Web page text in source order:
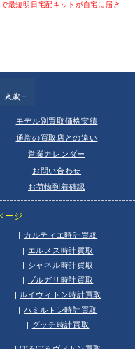
最短明日宅配キットが自宅に届き
モデル別買取価格実績
通常の買取店との違い
営業カレンダー
お問い合わせ
お荷物到着確認
ージ
カルティエ時計買取
| エルメス時計買取
| シャネル時計買取
| ブルガリ時計買取
ルイヴィトン時計買取
| ハミルトン時計買取
| グッチ時計買取